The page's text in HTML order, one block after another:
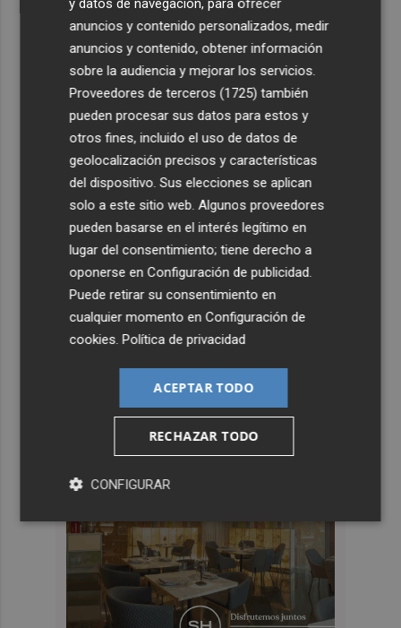
y datos de navegación, para ofrecer
anuncios y contenido personalizados, medir
anuncios y contenido, obtener información
sobre la audiencia y mejorar los servicios.
Proveedores de terceros (1725) también
pueden procesar sus datos para estos y
otros fines, incluido el uso de datos de
geolocalización precisos y características
del dispositivo. Sus elecciones se aplican
solo a este sitio web. Algunos proveedores
pueden basarse en el interés legítimo en
lugar del consentimiento; tiene derecho a
oponerse enConfiguración de publicidad.
Puede retirar su consentimiento en
cualquier momento enConfiguración de
cookies.Política de privacidad
ACEPTAR TODO
RECHAZAR TODO
CONFIGURAR